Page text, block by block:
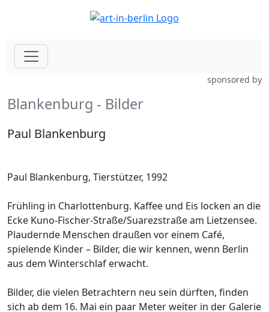
sponsored by
Blankenburg - Bilder
Paul Blankenburg
Paul Blankenburg, Tierstützer, 1992
Frühling in Charlottenburg. Kaffee und Eis locken an die
Ecke Kuno-Fischer-Straße/Suarezstraße am Lietzensee.
Plaudernde Menschen draußen vor einem Café,
spielende Kinder – Bilder, die wir kennen, wenn Berlin
aus dem Winterschlaf erwacht.
Bilder, die vielen Betrachtern neu sein dürften, finden
sich ab dem 16. Mai ein paar Meter weiter in der Galerie